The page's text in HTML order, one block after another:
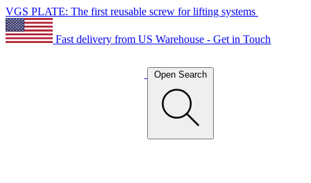
VGS PLATE: The first reusable screw for lifting systems
Fast delivery from US Warehouse - Get in Touch
Open Search